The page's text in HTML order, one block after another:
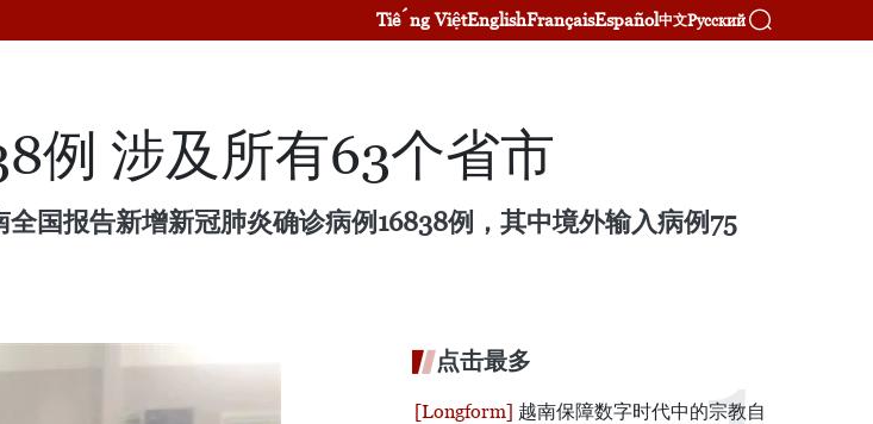
Tiếng ViệtEnglishFrançaisEspañol中文Русский
例 涉及所有63个省市
国报告新增新冠肺炎确诊病例16838例，其中境外输入病例75
点击最多
越南保障数字时代中的宗教自